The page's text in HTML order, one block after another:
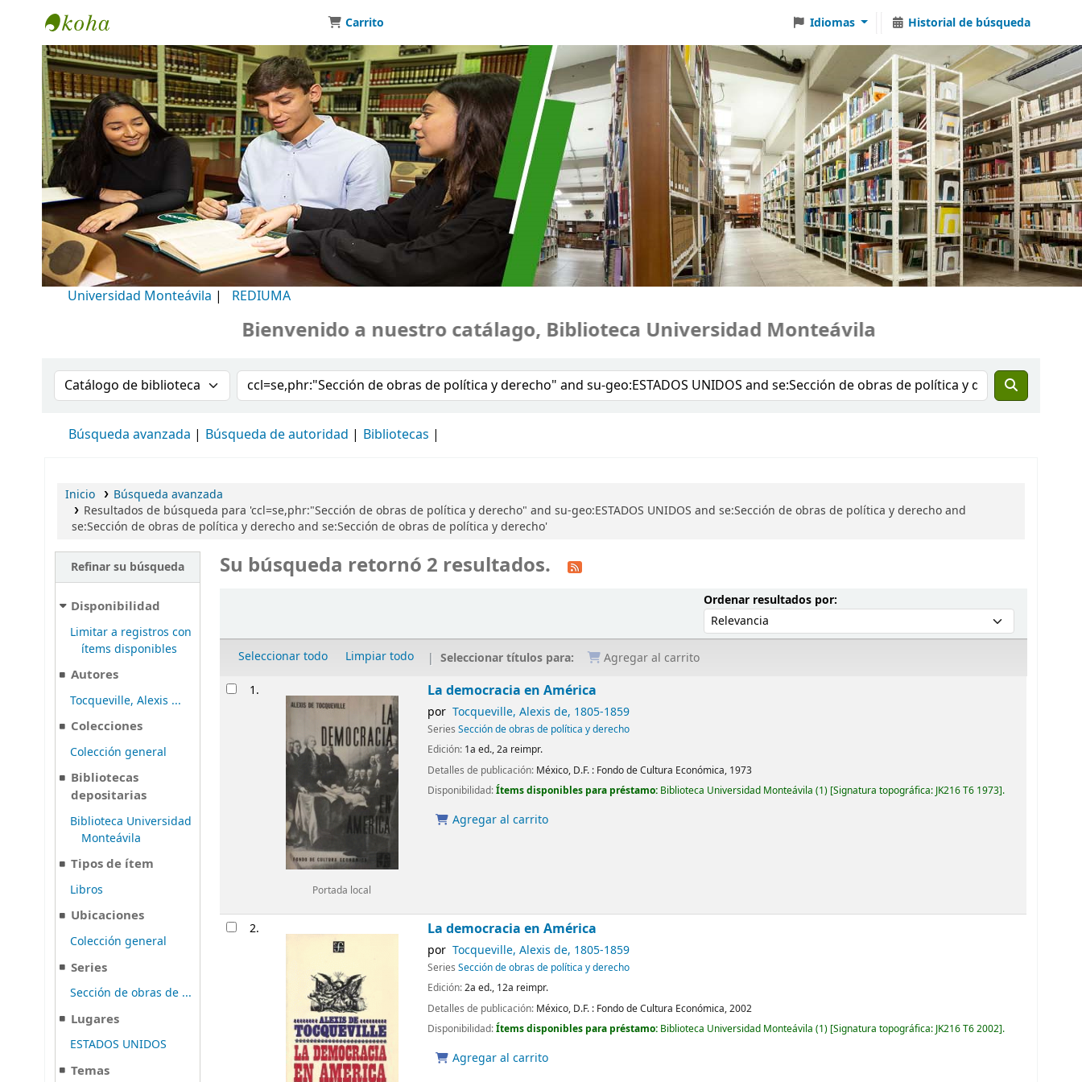
Biblioteca Universidad Monteávila
Carrito Idiomas Historial de búsqueda
Universidad Monteávila | REDIUMA
Bienvenido a nuestro catálago, Biblioteca Universidad Monteávila
Buscar en el catálogo por:Buscar en el catálogo
Búsqueda avanzada Búsqueda de autoridad Bibliotecas
Inicio
Búsqueda avanzada
Resultados de búsqueda para 'ccl=se,phr:"Sección de obras de política y derecho" and su-geo:ESTADOS UNIDOS and se:Sección de obras de política y derecho and
se:Sección de obras de política y derecho and se:Sección de obras de política y derecho'
Refinar su búsqueda
Disponibilidad
Limitar a registros con
ítems disponibles
Autores
Tocqueville, Alexis ...
Colecciones
Colección general
Bibliotecas
depositarias
Biblioteca Universidad
Monteávila
Tipos de ítem
Libros
Ubicaciones
Colección general
Series
Sección de obras de ...
Lugares
ESTADOS UNIDOS
Temas
Su búsqueda retornó 2 resultados.
Ordenar resultados por:Ordenar por:
Seleccionar todo Limpiar todo Seleccionar títulos para: Agregar al carrito
Resultados
1.
Portada local
La democracia en América
por Tocqueville, Alexis de, 1805-1859
SeriesSección de obras de política y derecho
Edición: 1a ed., 2a reimpr.
Detalles de publicación: México, D.F. : Fondo de Cultura Económica, 1973
Disponibilidad:Ítems disponibles para préstamo: Biblioteca Universidad Monteávila (1) Signatura topográfica: JK216 T6 1973 .
Agregar al carrito
2. La democracia en América
por Tocqueville, Alexis de, 1805-1859
SeriesSección de obras de política y derecho
Edición:2a ed., 12a reimpr.
Detalles de publicación: México, D.F. : Fondo de Cultura Económica,2002
Disponibilidad:Ítems disponibles para préstamo: Biblioteca Universidad Monteávila (1) Signatura topográfica: JK216 T6 2002 .
Agregar al carrito